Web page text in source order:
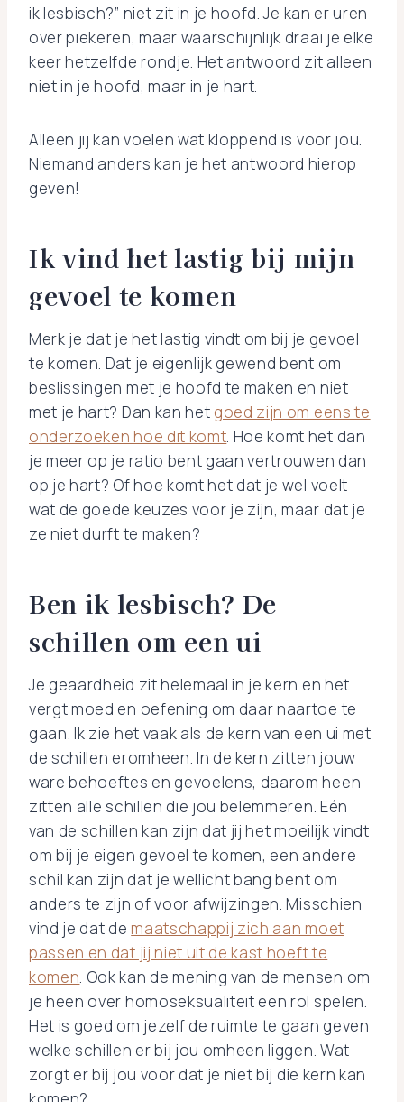
ik lesbisch?” niet zit in je hoofd. Je kan er uren
over piekeren, maar waarschijnlijk draai je elke
keer hetzelfde rondje. Het antwoord zit alleen
niet in je hoofd, maar in je hart.
Alleen jij kan voelen wat kloppend is voor jou.
Niemand anders kan je het antwoord hierop
geven!
Ik vind het lastig bij mijn
gevoel te komen
Merk je dat je het lastig vindt om bij je gevoel
te komen. Dat je eigenlijk gewend bent om
beslissingen met je hoofd te maken en niet
met je hart? Dan kan het goed zijn om eens te
onderzoeken hoe dit komt. Hoe komt het dan
je meer op je ratio bent gaan vertrouwen dan
op je hart? Of hoe komt het dat je wel voelt
wat de goede keuzes voor je zijn, maar dat je
ze niet durft te maken?
Ben ik lesbisch? De
schillen om een ui
Je geaardheid zit helemaal in je kern en het
vergt moed en oefening om daar naartoe te
gaan. Ik zie het vaak als de kern van een ui met
de schillen eromheen. In de kern zitten jouw
ware behoeftes en gevoelens, daarom heen
zitten alle schillen die jou belemmeren. Eén
van de schillen kan zijn dat jij het moeilijk vindt
om bij je eigen gevoel te komen, een andere
schil kan zijn dat je wellicht bang bent om
anders te zijn of voor afwijzingen. Misschien
vind je dat de maatschappij zich aan moet
passen en dat jij niet uit de kast hoeft te
komen. Ook kan de mening van de mensen om
je heen over homoseksualiteit een rol spelen.
Het is goed om jezelf de ruimte te gaan geven
welke schillen er bij jou omheen liggen. Wat
zorgt er bij jou voor dat je niet bij die kern kan